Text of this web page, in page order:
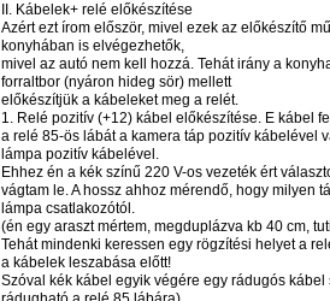
II. Kábelek+ relé előkészítése
Azért ezt írom először, mivel ezek az előkészítő
konyhában is elvégezhetők,
mivel az autó nem kell hozzá. Tehát irány a
forraltbor (nyáron hideg sör) mellett
előkészítjük a kábeleket meg a relét.
1. Relé pozitív (+12) kábel előkészítése. E kábel
a relé 85-ös lábát a kamera táp pozitív kábelével
lámpa pozitív kábelével.
Ehhez én a kék színű 220 V-os vezeték ért
vágtam le. A hossz ahhoz mérendő, hogy milyen
lámpa csatlakozótól.
(én egy araszt mértem, megduplázva kb 40 cm,
Tehát mindenki keressen egy rögzítési helyet a
a kábelek leszabása előtt!
Szóval kék kábel egyik végére egy rádugós